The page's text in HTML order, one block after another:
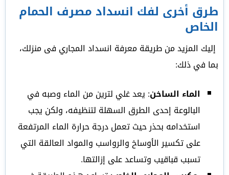
طرق أخرى لفك انسداد مصرف الحمام
الخاص
إليك المزيد من طريقة معرفة انسداد المجاري فى منزلك،
بما في ذلك:
الماء الساخن: يعد غلي لترين من الماء وصبه في
البالوعة إحدى الطرق السهلة لتنظيفه، ولكن يجب
استخدامه بحذر حيث تعمل درجة حرارة الماء المرتفعة
على تكسير الأوساخ والرواسب والمواد العالقة التي
تسبب قباقيب وتساعد على إزالتها.